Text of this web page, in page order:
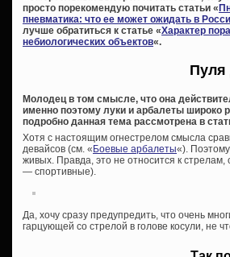
просто порекомендую почитать статьи «
пневматика: что ее может ожидать в
лучше обратиться к статье «Характер
небиологических объектов«.
Пуля
Молодец в том смысле, что она
именно поэтому луки и арбалеты широко
подробно данная тема рассмотрена в
Хотя с настоящим огнестрелом смысла
девайсов (см. «Боевые арбалеты«).
живых. Правда, это не относится к
— спортивные).
Да, хочу сразу предупредить, что очень
гарцующей со стрелой в голове косули, не